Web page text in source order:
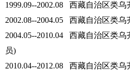
1999.09--2002.08 西藏自治区类乌
2002.08--2004.05 西藏自治区类乌
2004.05--2010.04 西藏自治区类
员)
2010.04--2012.08 西藏自治区类